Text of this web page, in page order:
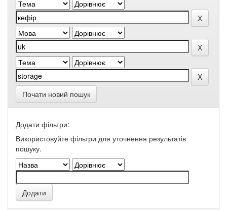
Почати новий пошук
Додати фільтри:
Використовуйте фільтри для уточнення результатів
пошуку.